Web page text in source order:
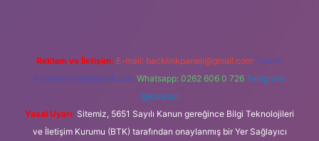
Reklam ve İletişim: E-mail: backlinkpaneli@gmail.com Teams:
forumhizmeti@gmail.com Whatsapp: 0262 606 0 726 Telegram:
@karabul
Yasal Uyarı: Sitemiz, 5651 Sayılı Kanun gereğince Bilgi Teknolojileri
ve İletişim Kurumu (BTK) tarafından onaylanmış bir Yer Sağlayıcı